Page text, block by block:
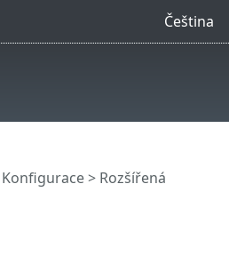
Čeština
Konfigurace> Rozšířená